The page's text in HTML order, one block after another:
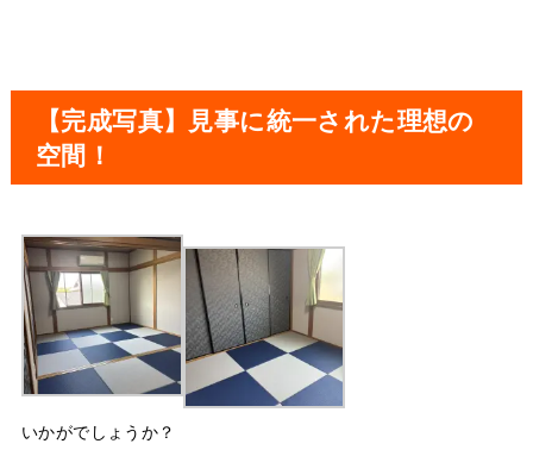
【完成写真】見事に統一された理想の
空間！
いかがでしょうか？